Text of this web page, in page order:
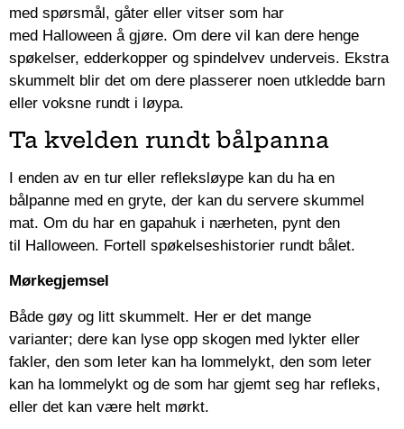
med spørsmål, gåter eller vitser som har
med Halloween å gjøre. Om dere vil kan dere henge
spøkelser, edderkopper og spindelvev underveis. Ekstra
skummelt blir det om dere plasserer noen utkledde barn
eller voksne rundt i løypa.
Ta kvelden rundt bålpanna
I enden av en tur eller refleksløype kan du ha en
bålpanne med en gryte, der kan du servere skummel
mat. Om du har en gapahuk i nærheten, pynt den
til Halloween. Fortell spøkelseshistorier rundt bålet.
Mørkegjemsel
Både gøy og litt skummelt. Her er det mange
varianter; dere kan lyse opp skogen med lykter eller
fakler, den som leter kan ha lommelykt, den som leter
kan ha lommelykt og de som har gjemt seg har refleks,
eller det kan være helt mørkt.